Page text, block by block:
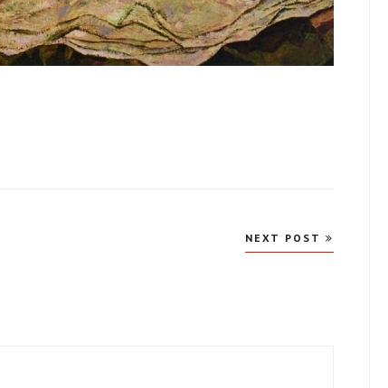
NEXT POST